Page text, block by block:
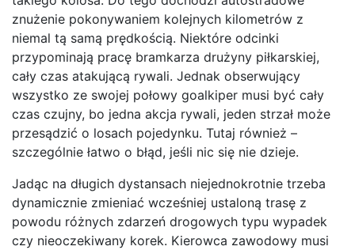
znużenie pokonywaniem kolejnych kilometrów z
niemal tą samą prędkością. Niektóre odcinki
przypominają pracę bramkarza drużyny piłkarskiej,
cały czas atakującą rywali. Jednak obserwujący
wszystko ze swojej połowy goalkiper musi być cały
czas czujny, bo jedna akcja rywali, jeden strzał może
przesądzić o losach pojedynku. Tutaj również –
szczególnie łatwo o błąd, jeśli nic się nie dzieje.
Jadąc na długich dystansach niejednokrotnie trzeba
dynamicznie zmieniać wcześniej ustaloną trasę z
powodu różnych zdarzeń drogowych typu wypadek
czy nieoczekiwany korek. Kierowca zawodowy musi